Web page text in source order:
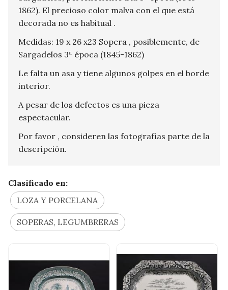
1862). El precioso color malva con el que está
decorada no es habitual .
Medidas: 19 x 26 x23 Sopera , posiblemente, de
Sargadelos 3ª época (1845-1862)
Le falta un asa y tiene algunos golpes en el borde
interior.
A pesar de los defectos es una pieza
espectacular.
Por favor , consideren las fotografías parte de la
descripción.
Clasificado en:
LOZA Y PORCELANA
SOPERAS, LEGUMBRERAS